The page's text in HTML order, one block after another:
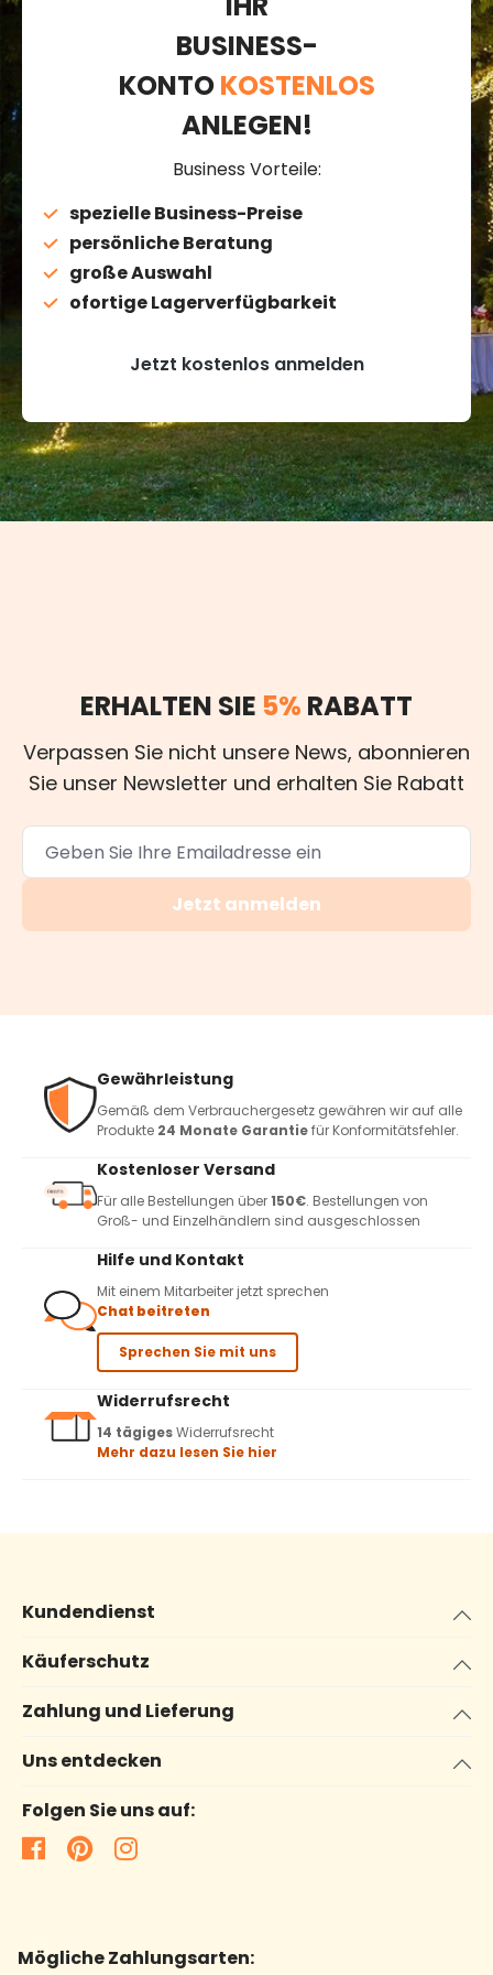
BUSINESS-
KONTOKOSTENLOS
ANLEGEN!
Business Vorteile:
spezielle Business-Preise
persönliche Beratung
große Auswahl
ofortige Lagerverfügbarkeit
Jetzt kostenlos anmelden
ERHALTEN SIE 5% RABATT
Verpassen Sie nicht unsere News, abonnieren
Sie unser Newsletter und erhalten Sie Rabatt
Jetzt anmelden
Gewährleistung
Gemäß dem Verbrauchergesetz gewähren wir auf alle
Produkte 24 Monate Garantiefür Konformitätsfehler.
Kostenloser Versand
Für alle Bestellungen über150€. Bestellungen von
Groß- und Einzelhändlern sind ausgeschlossen
Hilfe und Kontakt
Mit einem Mitarbeiter jetzt sprechen
Chat beitreten
Sprechen Sie mit uns
Widerrufsrecht
14 tägigesWiderrufsrecht
Mehr dazu lesen Sie hier
Kundendienst
Käuferschutz
Zahlung und Lieferung
Uns entdecken
Folgen Sie uns auf:
Mögliche Zahlungsarten: